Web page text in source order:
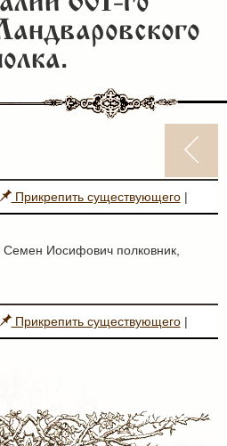
Прикрепить существующего|
Иосифович полковник,
Прикрепить существующего|